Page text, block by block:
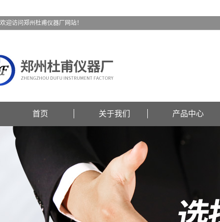
欢迎访问郑州杜甫仪器厂网站！
首页 关于我们 产品中心